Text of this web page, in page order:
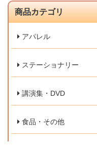
商品カテゴリ
アパレル
ステーショナリー
講演集・DVD
食品・その他